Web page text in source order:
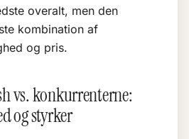
overalt, men den
kombination af
og pris.
vs. konkurrenterne:
og styrker